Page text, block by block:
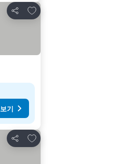
공유
즐겨찾기에 추가
기
공유
즐겨찾기에 추가